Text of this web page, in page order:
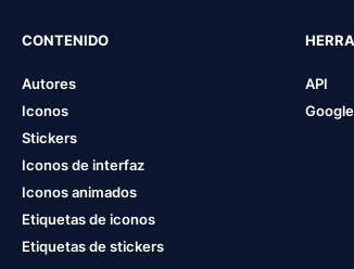
CONTENIDO
Autores
Iconos
Stickers
Iconos de interfaz
Iconos animados
Etiquetas de iconos
Etiquetas de stickers
API